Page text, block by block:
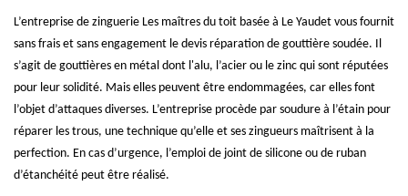
L’entreprise de zinguerie Les maîtres du toit basée à Le Yaudet vous fournit
sans frais et sans engagement le devis réparation de gouttière soudée. Il
s’agit de gouttières en métal dont l'alu, l’acier ou le zinc qui sont réputées
pour leur solidité. Mais elles peuvent être endommagées, car elles font
l’objet d’attaques diverses. L’entreprise procède par soudure à l’étain pour
réparer les trous, une technique qu’elle et ses zingueurs maîtrisent à la
perfection. En cas d’urgence, l’emploi de joint de silicone ou de ruban
d’étanchéité peut être réalisé.